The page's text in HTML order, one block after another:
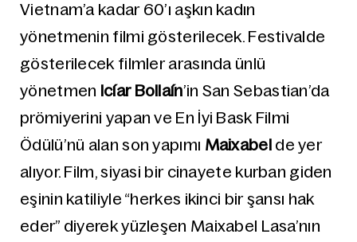
Vietnam’a kadar 60’ı aşkın kadın
yönetmenin filmi gösterilecek. Festivalde
gösterilecek filmler arasında ünlü
yönetmen Icíar Bollaín’in San Sebastian’da
prömiyerini yapan ve En İyi Bask Filmi
Ödülü’nü alan son yapımı Maixabelde yer
alıyor. Film, siyasi bir cinayete kurban giden
eşinin katiliyle “herkes ikinci bir şansı hak
eder” diyerek yüzleşen Maixabel Lasa’nın